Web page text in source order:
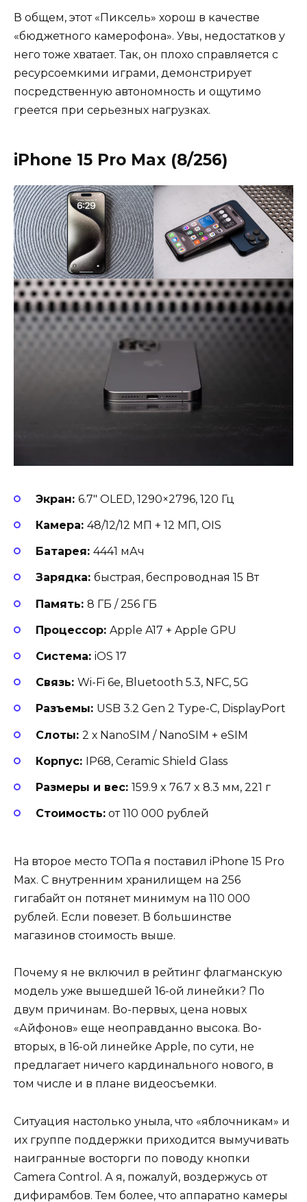
В общем, этот «Пиксель» хорош в качестве
«бюджетного камерофона». Увы, недостатков у
него тоже хватает. Так, он плохо справляется с
ресурсоемкими играми, демонстрирует
посредственную автономность и ощутимо
греется при серьезных нагрузках.
iPhone 15 Pro Max (8/256)
Экран: 6.7″ OLED, 1290×2796, 120 Гц
Камера: 48/12/12 МП + 12 МП, OIS
Батарея: 4441 мАч
Зарядка: быстрая, беспроводная 15 Вт
Память: 8 ГБ / 256 ГБ
Процессор: Apple A17 + Apple GPU
Система: iOS 17
Связь: Wi-Fi 6e, Bluetooth 5.3, NFC, 5G
Разъемы: USB 3.2 Gen 2 Type-C, DisplayPort
Слоты: 2 х NanoSIM / NanoSIM + eSIM
Корпус: IP68, Ceramic Shield Glass
Размеры и вес: 159.9 x 76.7 x 8.3 мм, 221 г
Стоимость: от 110 000 рублей
На второе место ТОПа я поставил iPhone 15 Pro
Max. С внутренним хранилищем на 256
гигабайт он потянет минимум на 110 000
рублей. Если повезет. В большинстве
магазинов стоимость выше.
Почему я не включил в рейтинг флагманскую
модель уже вышедшей 16-ой линейки? По
двум причинам. Во-первых, цена новых
«Айфонов» еще неоправданно высока. Во-
вторых, в 16-ой линейке Apple, по сути, не
предлагает ничего кардинального нового, в
том числе и в плане видеосъемки.
Ситуация настолько уныла, что «яблочникам» и
их группе поддержки приходится вымучивать
наигранные восторги по поводу кнопки
Camera Control. А я, пожалуй, воздержусь от
дифирамбов. Тем более, что аппаратно камеры